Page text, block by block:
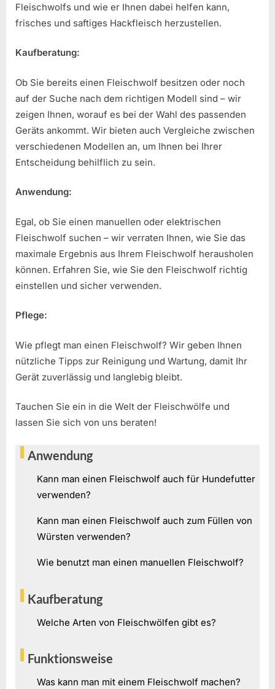
Fleischwolfs und wie er Ihnen dabei helfen kann,
frisches und saftiges Hackfleisch herzustellen.
Kaufberatung:
Ob Sie bereits einen Fleischwolf besitzen oder noch
auf der Suche nach dem richtigen Modell sind – wir
zeigen Ihnen, worauf es bei der Wahl des passenden
Geräts ankommt. Wir bieten auch Vergleiche zwischen
verschiedenen Modellen an, um Ihnen bei Ihrer
Entscheidung behilflich zu sein.
Anwendung:
Egal, ob Sie einen manuellen oder elektrischen
Fleischwolf suchen – wir verraten Ihnen, wie Sie das
maximale Ergebnis aus Ihrem Fleischwolf herausholen
können. Erfahren Sie, wie Sie den Fleischwolf richtig
einstellen und sicher verwenden.
Pflege:
Wie pflegt man einen Fleischwolf? Wir geben Ihnen
nützliche Tipps zur Reinigung und Wartung, damit Ihr
Gerät zuverlässig und langlebig bleibt.
Tauchen Sie ein in die Welt der Fleischwölfe und
lassen Sie sich von uns beraten!
Anwendung
Kann man einen Fleischwolf auch für Hundefutter
verwenden?
Kann man einen Fleischwolf auch zum Füllen von
Würsten verwenden?
Wie benutzt man einen manuellen Fleischwolf?
Kaufberatung
Welche Arten von Fleischwölfen gibt es?
Funktionsweise
Was kann man mit einem Fleischwolf machen?